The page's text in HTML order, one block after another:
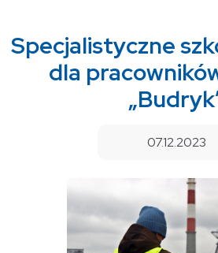
Specjalistyczne
dla
07.12.2023